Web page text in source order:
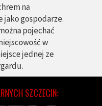
na
jako gospodarze.
pojechać
w
jednej ze
SZCZECIN: